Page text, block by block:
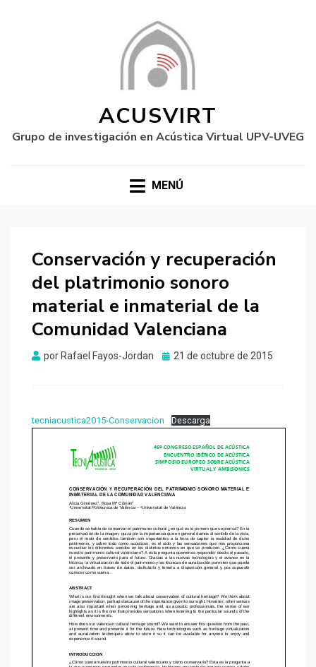
ACUSVIRT
Grupo de investigación en Acústica Virtual UPV-UVEG
MENÚ
Conservación y recuperación
del platrimonio sonoro
material e inmaterial de la
Comunidad Valenciana
por Rafael Fayos-Jordan
Publicado
21 de octubre de 2015
tecniacustica2015-Conservacion Descarga